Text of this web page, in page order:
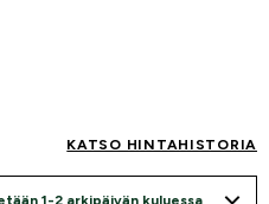
KATSO HINTAHISTORIA
1-2 arkipäivän kuluessa